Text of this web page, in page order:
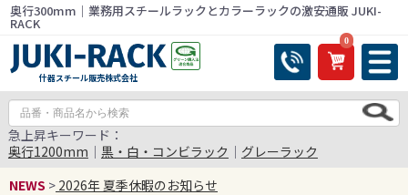
奥行300mm｜業務用スチールラックとカラーラックの激安通販 JUKI-
RACK
什器スチール販売株式会社
0
急上昇キーワード：
奥行1200mm ｜ 黒・白・コンビラック ｜ グレーラック
NEWS > 2026年 夏季休暇のお知らせ